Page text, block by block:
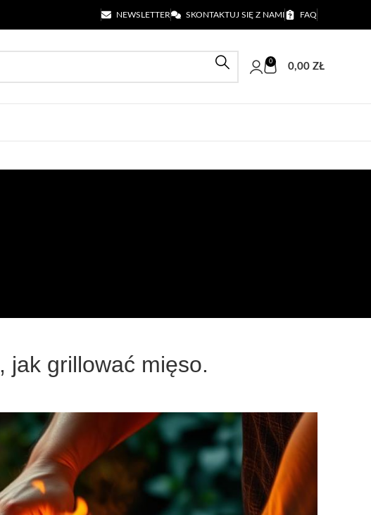
NEWSLETTER SKONTAKTUJ SIĘ Z NAMI FAQ
0 0,00 ZŁ
jak grillować mięso.